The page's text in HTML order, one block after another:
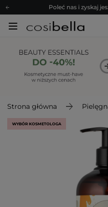
Poleć nas i zyskaj
Zapisz się na
Z nami to możliwe!
Poleć nas i zyskaj
Zapisz się na
Strona główna
WYBÓR KOSMETOLOGA